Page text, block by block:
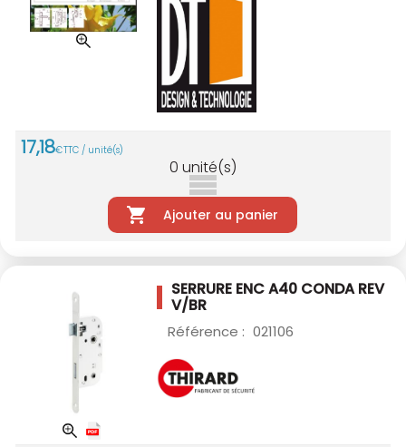
17,18€TTC / unité(s)
0 unité(s)
Ajouter au panier
SERRURE ENC A40 CONDA REV
V/BR
Référence : 021106